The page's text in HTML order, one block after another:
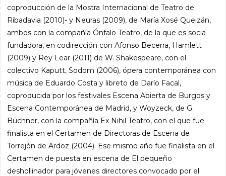
coproducción de la Mostra Internacional de Teatro de
Ribadavia (2010)- y Neuras (2009), de María Xosé Queizán,
ambos con la compañía Ónfalo Teatro, de la que es socia
fundadora, en codirección con Afonso Becerra, Hamlett
(2009) y Rey Lear (2011) de W. Shakespeare, con el
colectivo Kaputt, Sodom (2006), ópera contemporánea con
música de Eduardo Costa y libreto de Darío Facal,
coproducida por los festivales Escena Abierta de Burgos y
Escena Contemporánea de Madrid, y Woyzeck, de G.
Büchner, con la compañía Ex Nihil Teatro, con el que fue
finalista en el Certamen de Directoras de Escena de
Torrejón de Ardoz (2004). Ese mismo año fue finalista en el
Certamen de puesta en escena de El pequeño
deshollinador para jóvenes directores convocado por el